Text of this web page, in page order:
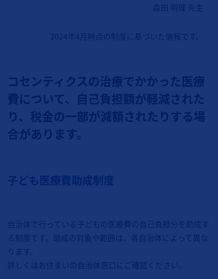
森田 明理 先生
2024年4月時点の制度に基づいた情報です。
コセンティクスの治療でかかった医療
費について、自己負担額が軽減された
り、税金の一部が減額されたりする場
合があります。
子ども医療費助成制度
自治体で行っている子どもの医療費の自己負担分を助成す
る制度です。助成の対象や範囲は、各自治体によって異な
ります。
詳しくはお住まいの自治体窓口にご確認ください。